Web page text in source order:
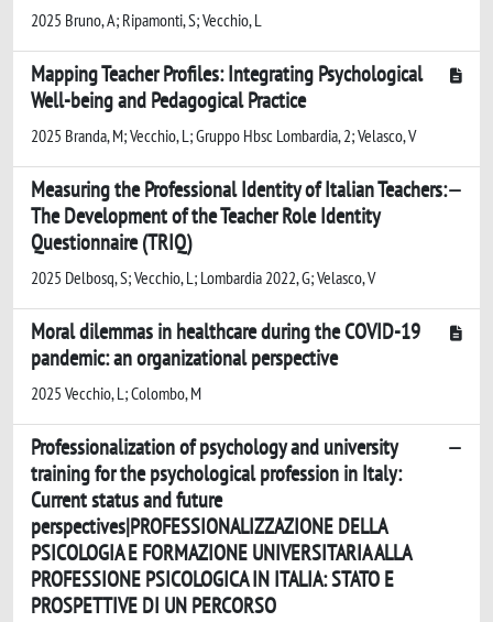
2025 Bruno, A; Ripamonti, S; Vecchio, L
Mapping Teacher Profiles: Integrating Psychological
Well-being and Pedagogical Practice
2025 Branda, M; Vecchio, L; Gruppo Hbsc Lombardia, 2; Velasco, V
Measuring the Professional Identity of Italian Teachers:
The Development of the Teacher Role Identity
Questionnaire (TRIQ)
2025 Delbosq, S; Vecchio, L; Lombardia 2022, G; Velasco, V
Moral dilemmas in healthcare during the COVID-19
pandemic: an organizational perspective
2025 Vecchio, L; Colombo, M
Professionalization of psychology and university
training for the psychological profession in Italy:
Current status and future
perspectives|PROFESSIONALIZZAZIONE DELLA
PSICOLOGIA E FORMAZIONE UNIVERSITARIA ALLA
PROFESSIONE PSICOLOGICA IN ITALIA: STATO E
PROSPETTIVE DI UN PERCORSO